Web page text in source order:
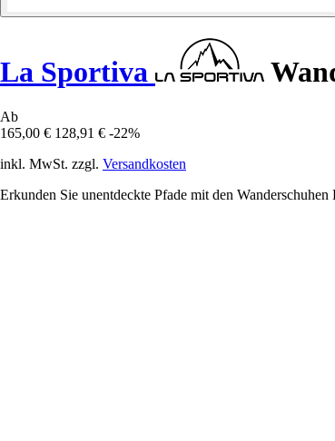
La Sportiva
Ab
165,00 € 128,91 € -22%
inkl. MwSt. zzgl. Versandkosten
Erkunden Sie unentdeckte Pfade mit den